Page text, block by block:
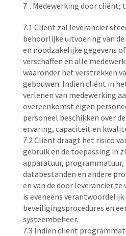
7 . Medewerking door cliënt;
7.1 Cliënt zal leverancier
behoorlijke uitvoering van
en noodzakelijke gegevens
verschaffen en alle
waaronder het verstrekken
gebouwen. Indien cliënt in
verlenen van medewerking
overeenkomst eigen
personeel beschikken over
ervaring, capaciteit en
7.2 Cliënt draagt het risico
gebruik en de toepassing in
apparatuur, programmatuur,
databestanden en andere
en van de door leverancier
is eveneens
beveiligingsprocedures en
systeembeheer.
7.3 Indien cliënt